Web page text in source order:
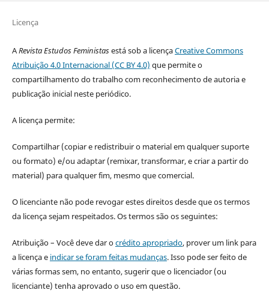
Licença
ARevista Estudos Feministasestá sob a licençaCreative Commons
Atribuição 4.0 Internacional (CC BY 4.0) que permite o
compartilhamento do trabalho com reconhecimento de autoria e
publicação inicial neste periódico.
A licença permite:
Compartilhar (copiar e redistribuir o material em qualquer suporte
ou formato) e/ou adaptar (remixar, transformar, e criar a partir do
material) para qualquer fim, mesmo que comercial.
O licenciante não pode revogar estes direitos desde que os termos
da licença sejam respeitados. Os termos são os seguintes:
Atribuição – Você deve dar ocrédito apropriado, prover um link para
a licença e indicar se foram feitas mudanças. Isso pode ser feito de
várias formas sem, no entanto, sugerir que o licenciador (ou
licenciante) tenha aprovado o uso em questão.